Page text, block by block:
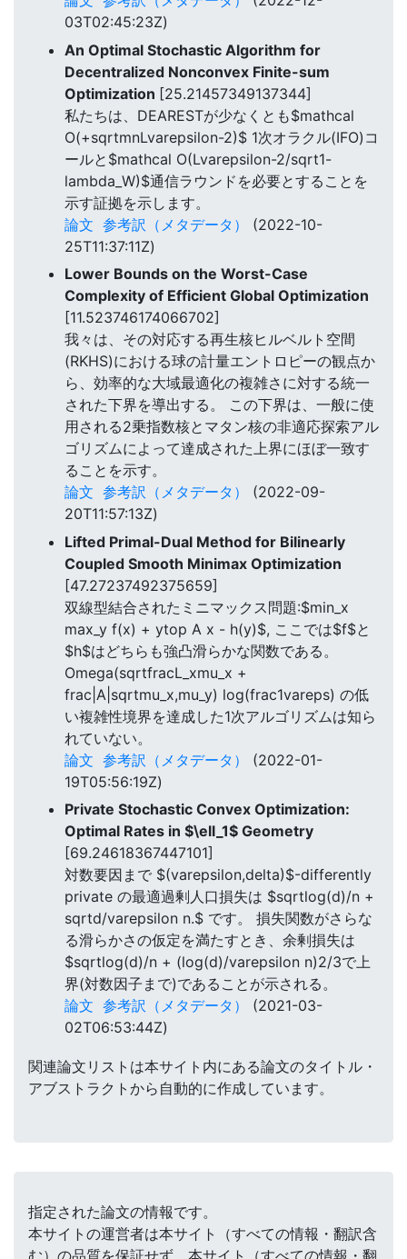
03T02:45:23Z)
An Optimal Stochastic Algorithm for
Decentralized Nonconvex Finite-sum
Optimization [25.21457349137344]
私たちは、DEARESTが少なくとも$mathcal
O(+sqrtmnLvarepsilon-2)$ 1次オラクル(IFO)コ
ールと$mathcal O(Lvarepsilon-2/sqrt1-
lambda_W)$通信ラウンドを必要とすることを
示す証拠を示します。
論文 参考訳（メタデータ）
(2022-10-
25T11:37:11Z)
Lower Bounds on the Worst-Case
Complexity of Efficient Global Optimization
[11.523746174066702]
我々は、その対応する再生核ヒルベルト空間
(RKHS)における球の計量エントロピーの観点か
ら、効率的な大域最適化の複雑さに対する統一
された下界を導出する。 この下界は、一般に使
用される2乗指数核とマタン核の非適応探索アル
ゴリズムによって達成された上界にほぼ一致す
ることを示す。
論文 参考訳（メタデータ）
(2022-09-
20T11:57:13Z)
Lifted Primal-Dual Method for Bilinearly
Coupled Smooth Minimax Optimization
[47.27237492375659]
双線型結合されたミニマックス問題:$min_x
max_y f(x) + ytop A x - h(y)$, ここでは$f$と
$h$はどちらも強凸滑らかな関数である。
Omega(sqrtfracL_xmu_x +
frac|A|sqrtmu_x,mu_y) log(frac1vareps) の低
い複雑性境界を達成した1次アルゴリズムは知ら
れていない。
論文 参考訳（メタデータ）
(2022-01-
19T05:56:19Z)
Private Stochastic Convex Optimization:
Optimal Rates in $\ell_1$ Geometry
[69.24618367447101]
対数要因まで $(varepsilon,delta)$-differently
private の最適過剰人口損失は $sqrtlog(d)/n +
sqrtd/varepsilon n.$ です。 損失関数がさらな
る滑らかさの仮定を満たすとき、余剰損失は
$sqrtlog(d)/n + (log(d)/varepsilon n)2/3で上
界(対数因子まで)であることが示される。
論文 参考訳（メタデータ）
(2021-03-
02T06:53:44Z)
関連論文リストは本サイト内にある論文のタイトル・
アブストラクトから自動的に作成しています。
指定された論文の情報です。
本サイトの運営者は本サイト（すべての情報・翻訳含